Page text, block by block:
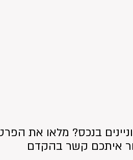
בנכס? מלאו את
איתכם קשר בהקדם